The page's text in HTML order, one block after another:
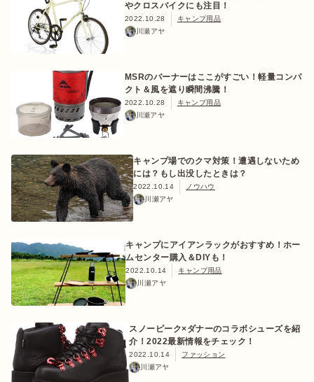
やクロスバイクにも注目！
2022.10.28
キャンプ用品
川瀬アヤ
MSRのバーナーはここがすごい！軽量コンパ
クト＆風を遮り瞬間沸騰！
2022.10.28
キャンプ用品
川瀬アヤ
キャンプ場でのクマ対策！遭遇しないため
には？もし出没したときは？
2022.10.14
ノウハウ
川瀬アヤ
キャンプにアイアンラックがおすすめ！ホー
ムセンター購入＆DIYも！
2022.10.14
キャンプ用品
川瀬アヤ
スノーピーク×ダナーのコラボシューズを紹
介！2022最新情報をチェック！
2022.10.14
ファッション
川瀬アヤ
マガジン イベント
キャンプ場
検索
レンタル